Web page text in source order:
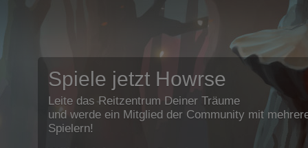
Spiele jetzt Howrse
Leite das Reitzentrum Deiner Träume
und werde ein Mitglied der Community mit
Spielern!